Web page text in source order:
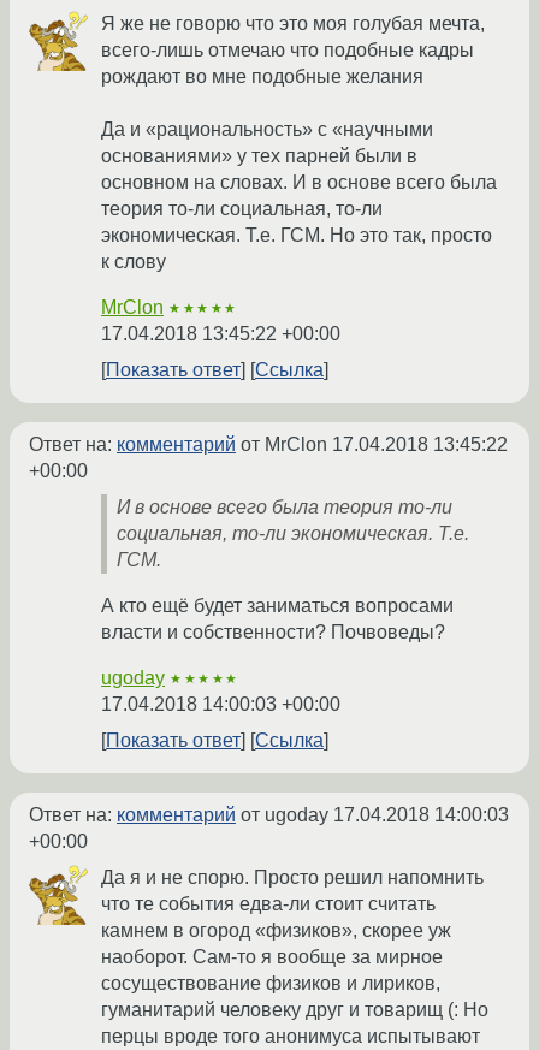
Я же не говорю что это моя голубая мечта,
всего-лишь отмечаю что подобные кадры
рождают во мне подобные желания
Да и «рациональность» с «научными
основаниями» у тех парней были в
основном на словах. И в основе всего была
теория то-ли социальная, то-ли
экономическая. Т.е. ГСМ. Но это так, просто
к слову
MrClon ★★★★★
17.04.2018 13:45:22 +00:00
Показать ответ
Ссылка
Ответ на: комментарий от MrClon 17.04.2018 13:45:22
+00:00
И в основе всего была теория то-ли
социальная, то-ли экономическая. Т.е.
ГСМ.
А кто ещё будет заниматься вопросами
власти и собственности? Почвоведы?
ugoday ★★★★★
17.04.2018 14:00:03 +00:00
Показать ответ
Ссылка
Ответ на: комментарий от ugoday 17.04.2018 14:00:03
+00:00
Да я и не спорю. Просто решил напомнить
что те события едва-ли стоит считать
камнем в огород «физиков», скорее уж
наоборот. Сам-то я вообще за мирное
сосуществование физиков и лириков,
гуманитарий человеку друг и товарищ (: Но
перцы вроде того анонимуса испытывают